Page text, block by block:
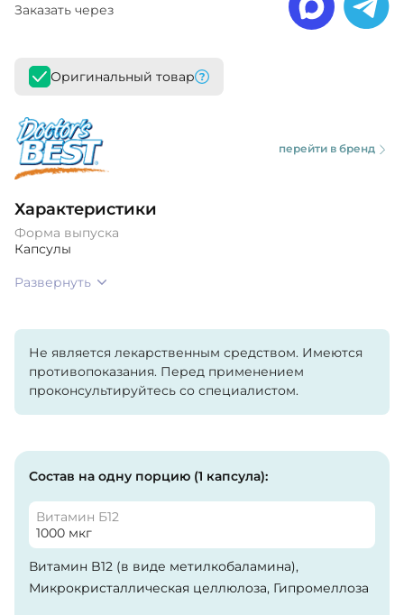
Заказать через
Оригинальный товар
перейти в бренд
Характеристики
Форма выпуска
Капсулы
Развернуть
Не является лекарственным средством. Имеются
противопоказания. Перед применением
проконсультируйтесь со специалистом.
Состав на одну порцию (1 капсула):
Витамин Б12
1000 мкг
Витамин B12 (в виде метилкобаламина),
Микрокристаллическая целлюлоза, Гипромеллоза